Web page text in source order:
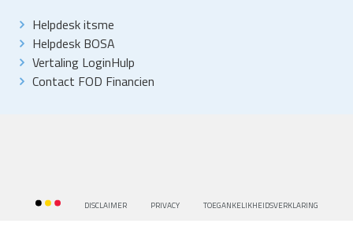
Helpdesk itsme
Helpdesk BOSA
Vertaling LoginHulp
Contact FOD Financien
DISCLAIMER PRIVACY TOEGANKELIKHEIDSVERKLARING